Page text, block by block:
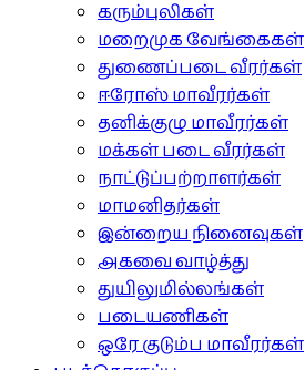
கரும்புலிகள்
மறைமுக வேங்கைகள்
துணைப்படை வீரர்கள்
ஈரோஸ் மாவீரர்கள்
தனிக்குழு மாவீரர்கள்
மக்கள் படை வீரர்கள்
நாட்டுப்பற்றாளர்கள்
மாமனிதர்கள்
இன்றைய நினைவுகள்
அகவை வாழ்த்து
துயிலுமில்லங்கள்
படையணிகள்
ஒரே குடும்ப மாவீரர்கள்